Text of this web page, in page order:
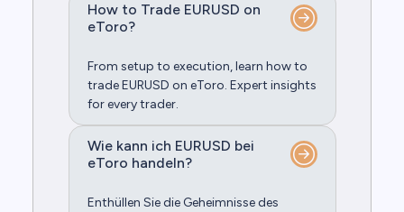
How to Trade EURUSD on
eToro?
From setup to execution, learn how to
trade EURUSD on eToro. Expert insights
for every trader.
Wie kann ich EURUSD bei
eToro handeln?
Enthüllen Sie die Geheimnisse des